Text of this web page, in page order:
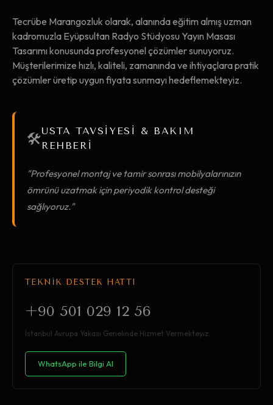
Tecrübe Marangozluk olarak, alanında eğitim almış uzman
kadromuzla Eyüpsultan Radyo Stüdyosu Yayın Masası
Tasarımı konusunda profesyonel çözümler sunuyoruz.
Müşterilerimize hızlı, kaliteli, zamanında ve ihtiyaçlara pratik
çözümler üretip uygun fiyata sunmayı hedeflemekteyiz.
🛠️USTA TAVSİYESİ & BAKIM
REHBERİ
"Profesyonel montaj ve tamir sonrası mobilyalarınızın
ömrünü uzatmak için periyodik kontrol desteği
sağlıyoruz."
TEKNİK DESTEK HATTI
+90 501 029 12 56
İstanbul Avrupa Yakası Genelinde Hizmet Vermekteyiz.
WhatsApp ile Bilgi Al